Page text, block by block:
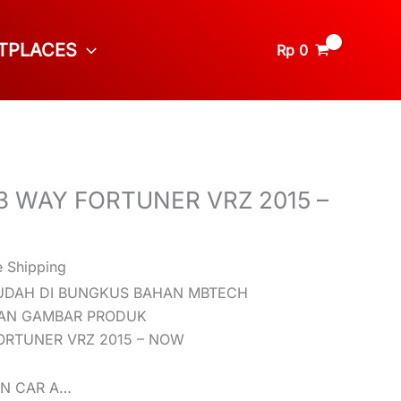
Rp 0
WAY FORTUNER VRZ 2015 –
Shipping
DI BUNGKUS BAHAN MBTECH
GAMBAR PRODUK
VRZ 2015 – NOW
CAR A…